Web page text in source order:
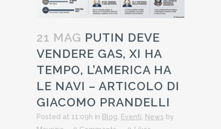
21 MAG PUTIN DEVE
VENDERE GAS, XI HA
TEMPO, L’AMERICA HA
LE NAVI – ARTICOLO DI
GIACOMO PRANDELLI
Posted at 11:09h in Blog Eventi News by